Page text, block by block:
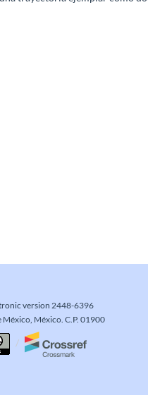
version 2448-6396
México, México. C.P. 01900